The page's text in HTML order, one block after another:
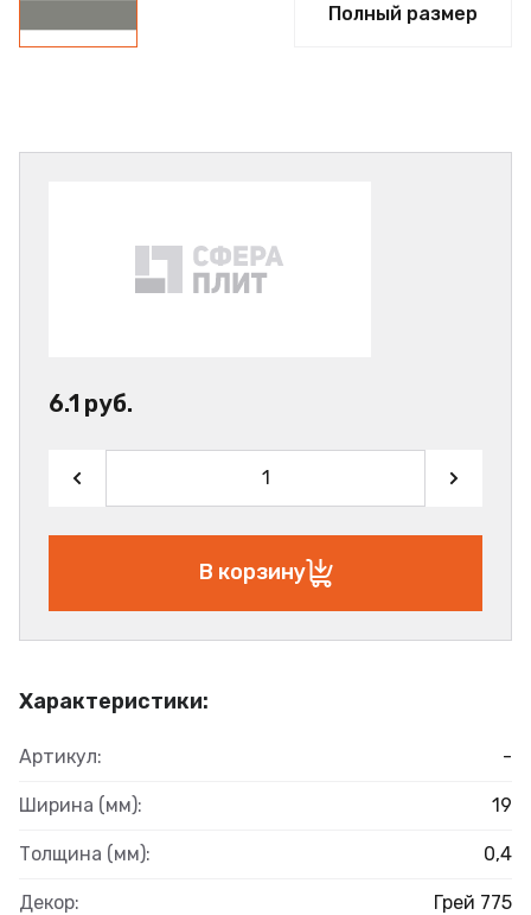
Полный размер
Характеристики:
Артикул: -
Ширина (мм): 19
Толщина (мм): 0,4
Декор: Грей 775
6.1 руб.
В корзину